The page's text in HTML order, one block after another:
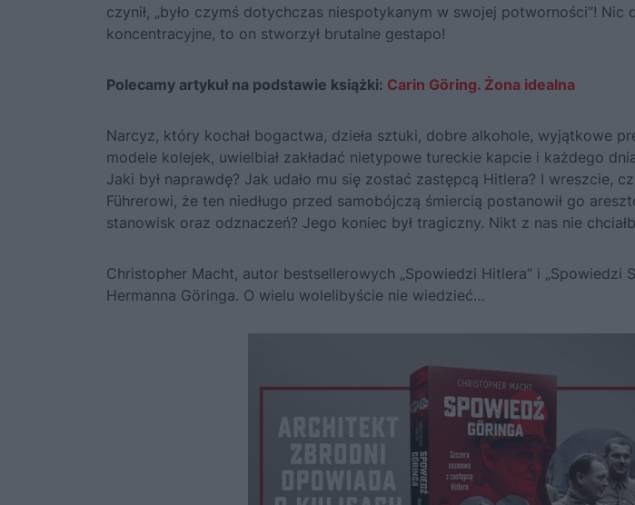
czynił, „było czymś dotychczas niespotykanym w swojej potworności”! Nic
koncentracyjne, to on stworzył brutalne gestapo!
Polecamy artykuł na podstawie książki: Carin Göring. Żona idealna
Narcyz, który kochał bogactwa, dzieła sztuki, dobre alkohole, wyjątkowe
modele kolejek, uwielbiał zakładać nietypowe tureckie kapcie i każdego
Jaki był naprawdę? Jak udało mu się zostać zastępcą Hitlera? I wreszcie,
Führerowi, że ten niedługo przed samobójczą śmiercią postanowił go
stanowisk oraz odznaczeń? Jego koniec był tragiczny. Nikt z nas nie
Christopher Macht, autor bestsellerowych „Spowiedzi Hitlera” i „Spowiedzi
Hermanna Göringa. O wielu wolelibyście nie wiedzieć…